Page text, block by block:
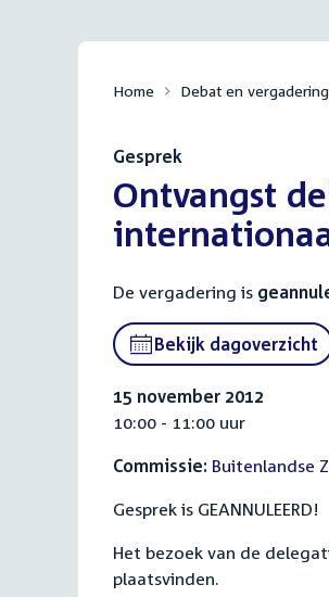
Home Debat en vergadering
Gesprek
:Ontvangst
De vergadering is
Bekijk dagoverzicht
15 november 2012
10:00 - 11:00 uur
Commissie: Buitenlandse
Gesprek is GEANNULEERD!
Het bezoek van de
plaatsvinden.